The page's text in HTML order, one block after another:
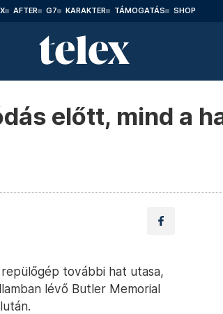
AFTER G7 KARAKTER TÁMOGATÁS SHOP
előtt, mind a
további hat utasa,
lévő Butler Memorial